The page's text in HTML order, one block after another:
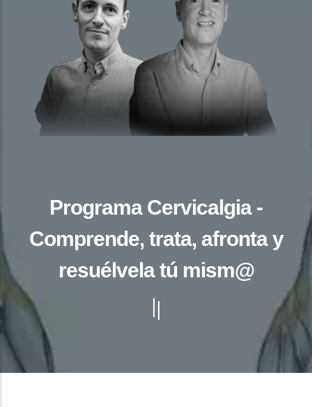
Programa Cervicalgia -
Comprende, trata, afronta y
resuélvela tú mism@